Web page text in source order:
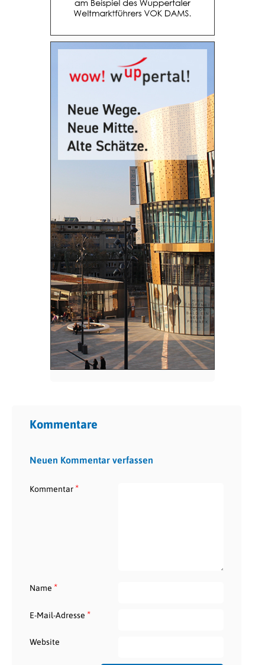
Kommentare
Neuen Kommentar verfassen
Kommentar*
Name *
E-Mail-Adresse *
Website